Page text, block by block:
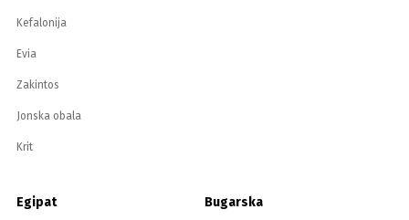
Kefalonija
Evia
Zakintos
Jonska obala
Krit
Egipat Bugarska